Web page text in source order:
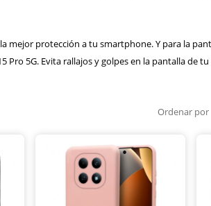
mejor protección a tu smartphone. Y para la
Pro 5G. Evita rallajos y golpes en la pantalla de
Ordenar por